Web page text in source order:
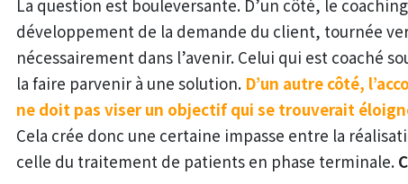
La question est bouleversante. D’un côté, le
développement de la demande du client, tournée
nécessairement dans l’avenir. Celui qui est coaché
la faire parvenir à une solution. D’un autre côté,
ne doit pas viser un objectif qui se trouverait
Cela crée donc une certaine impasse entre la
celle du traitement de patients en phase terminale.